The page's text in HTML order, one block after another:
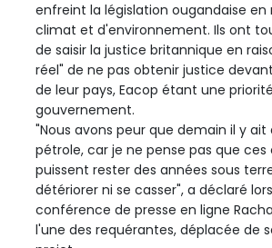
enfreint la législation ougandaise
climat et d'environnement. Ils ont
de saisir la justice britannique en
réel" de ne pas obtenir justice
de leur pays, Eacop étant une
gouvernement.
"Nous avons peur que demain il y
pétrole, car je ne pense pas que ces
puissent rester des années sous
détériorer ni se casser", a déclaré
conférence de presse en ligne
l'une des requérantes, déplacée de